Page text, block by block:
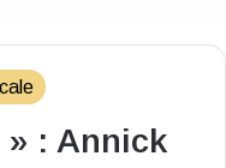
» : Annick